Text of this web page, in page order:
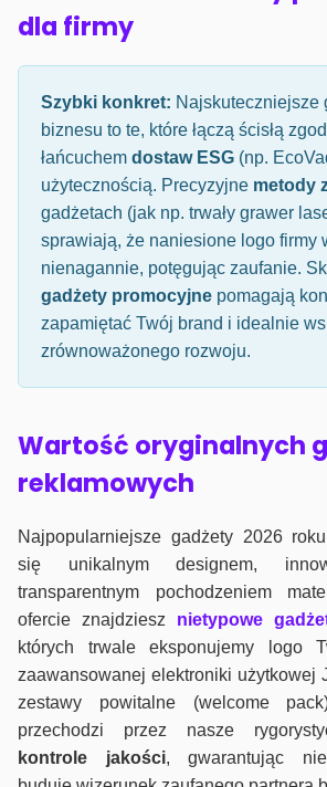
dla firmy
Szybki konkret: Najskuteczniejsze
biznesu to te, które łączą ścisłą
łańcuchem dostaw ESG (np.
użytecznością. Precyzyjne metody
gadżetach (jak np. trwały grawer
sprawiają, że naniesione logo firmy
nienagannie, potęgując zaufanie.
gadżety promocyjne pomagają
zapamiętać Twój brand i idealnie
zrównoważonego rozwoju.
Wartość oryginalnych
reklamowych
Najpopularniejsze gadżety 2026
się unikalnym designem,
transparentnym pochodzeniem
ofercie znajdziesz nietypowe
których trwale eksponujemy logo
zaawansowanej elektroniki użytkowej
zestawy powitalne (welcome
przechodzi przez nasze
kontrole jakości, gwarantując